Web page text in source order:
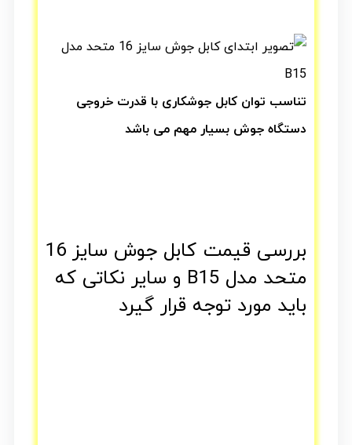
تناسب توان کابل جوشکاری با قدرت خروجی
دستگاه جوش بسیار مهم می باشد
بررسی قیمت کابل جوش سایز 16
متحد مدل B15 و سایر نکاتی که
باید مورد توجه قرار گیرد